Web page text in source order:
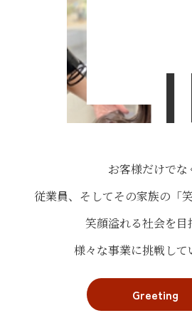
お客様だけでな
従業員、そしてその家族の「
笑顔溢れる社会を目
様々な事業に挑戦して
Greeting